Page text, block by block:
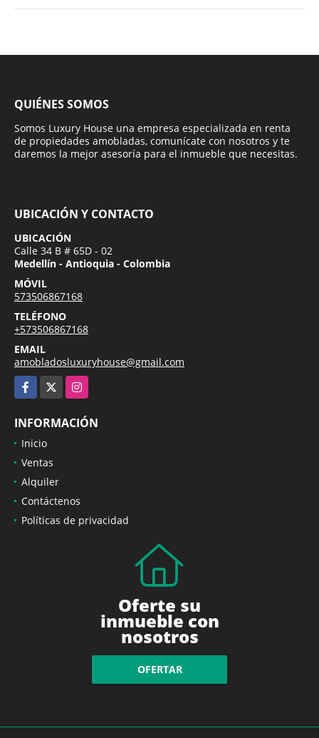
QUIÉNES SOMOS
Somos Luxury House una empresa especializada en renta
de propiedades amobladas, comunícate con nosotros y te
daremos la mejor asesoría para el inmueble que necesitas.
UBICACIÓN Y CONTACTO
UBICACIÓN
Calle 34 B # 65D - 02
Medellín - Antioquia - Colombia
MÓVIL
573506867168
TELÉFONO
+573506867168
EMAIL
amobladosluxuryhouse@gmail.com
Facebook
Instagram
INFORMACIÓN
Inicio
Ventas
Alquiler
Contáctenos
Políticas de privacidad
Oferte su
inmueble con
nosotros
OFERTAR